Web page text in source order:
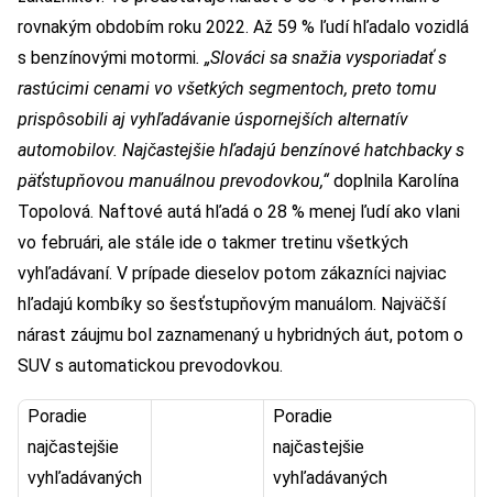
rovnakým obdobím roku 2022. Až 59 % ľudí hľadalo vozidlá
s benzínovými motormi. „Slováci sa snažia vysporiadať s
rastúcimi cenami vo všetkých segmentoch, preto tomu
prispôsobili aj vyhľadávanie úspornejších alternatív
automobilov. Najčastejšie hľadajú benzínové hatchbacky s
päťstupňovou manuálnou prevodovkou,“ doplnila Karolína
Topolová. Naftové autá hľadá o 28 % menej ľudí ako vlani
vo februári, ale stále ide o takmer tretinu všetkých
vyhľadávaní. V prípade dieselov potom zákazníci najviac
hľadajú kombíky so šesťstupňovým manuálom. Najväčší
nárast záujmu bol zaznamenaný u hybridných áut, potom o
SUV s automatickou prevodovkou.
Poradie
najčastejšie
vyhľadávaných
Poradie
najčastejšie
vyhľadávaných